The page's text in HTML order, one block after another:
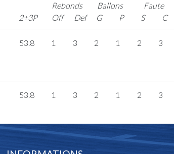
2+3P
Rebonds
Off
Def
Ballons
G
P
Faute
S
C
53.8 1 3 2 1 2 3
53.8 1 3 2 1 2 3